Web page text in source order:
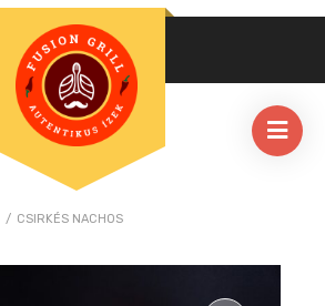
/ CSIRKÉS NACHOS